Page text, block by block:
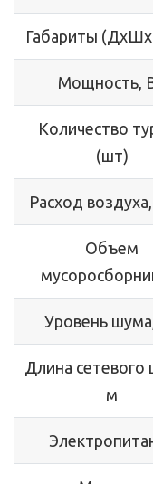
Габариты
Мощность,
Количество
(шт)
Расход
Объем
Уровень
Длина сетевого
м